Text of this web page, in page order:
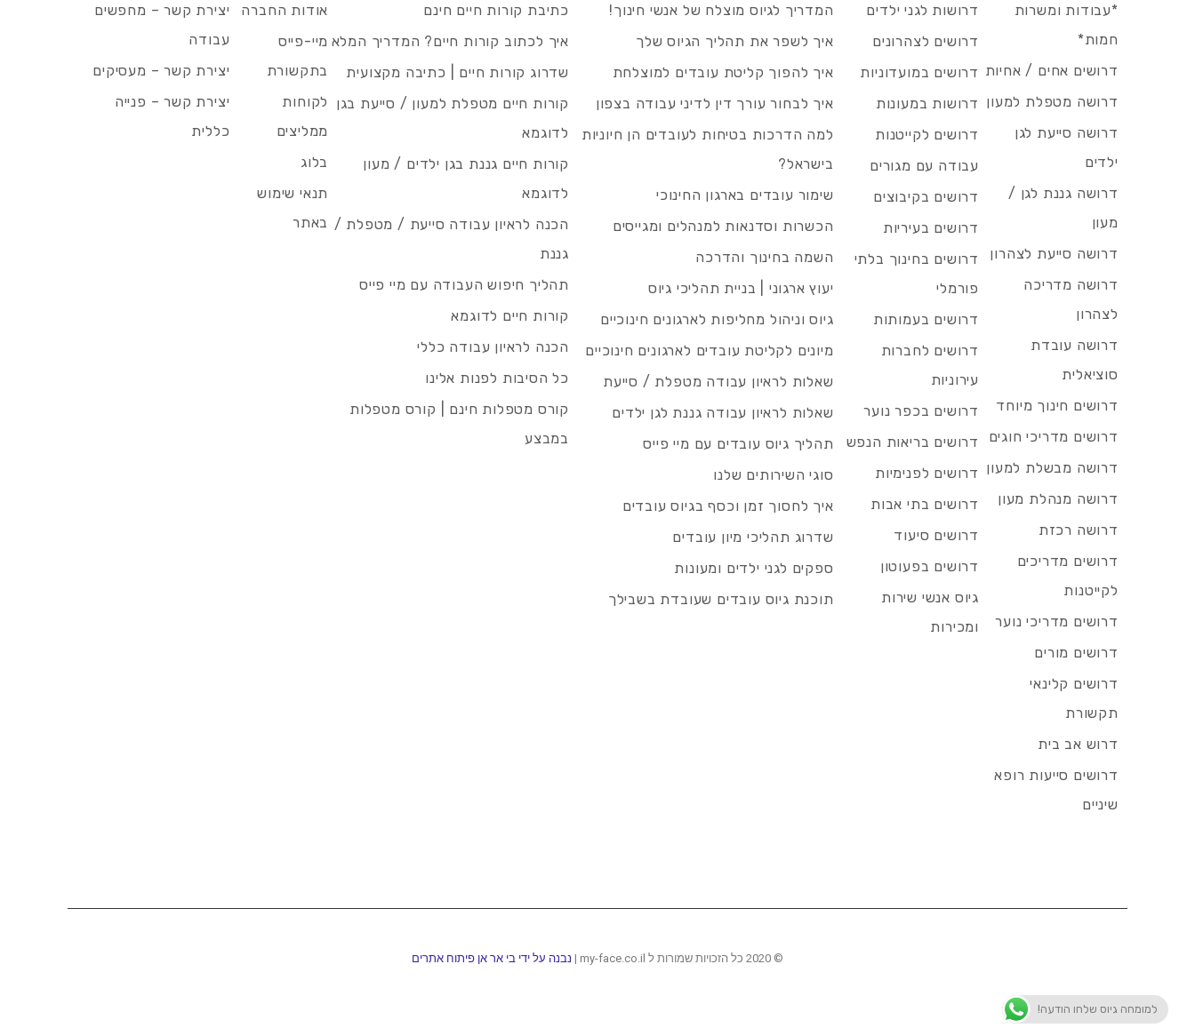
*עבודות ומשרות
חמות*
דרושים אחים / אחיות
דרושה מטפלת למעון
דרושה סייעת לגן
ילדים
דרושה גננת לגן /
מעון
דרושה סייעת לצהרון
דרושה מדריכה
לצהרון
דרושה עובדת
סוציאלית
דרושים חינוך מיוחד
דרושים מדריכי חוגים
דרושה מבשלת למעון
דרושה מנהלת מעון
דרושה רכזת
דרושים מדריכים
לקייטנות
דרושים מדריכי נוער
דרושים מורים
דרושים קלינאי
תקשורת
דרוש אב בית
דרושים סייעות רופא
שיניים
דרושות לגני ילדים
דרושים לצהרונים
דרושים במועדוניות
דרושות במעונות
דרושים לקייטנות
עבודה עם מגורים
דרושים בקיבוצים
דרושים בעיריות
דרושים בחינוך בלתי
פורמלי
דרושים בעמותות
דרושים לחברות
עירוניות
דרושים בכפר נוער
דרושים בריאות הנפש
דרושים לפנימיות
דרושים בתי אבות
דרושים סיעוד
דרושים בפעוטון
גיוס אנשי שירות
ומכירות
המדריך לגיוס מוצלח של אנשי חינוך!
איך לשפר את תהליך הגיוס שלך
איך להפוך קליטת עובדים למוצלחת
איך לבחור עורך דין לדיני עבודה בצפון
למה הדרכות בטיחות לעובדים הן חיוניות
בישראל?
שימור עובדים בארגון החינוכי
הכשרות וסדנאות למנהלים ומגייסים
השמה בחינוך והדרכה
יעוץ ארגוני | בניית תהליכי גיוס
גיוס וניהול מחליפות לארגונים חינוכיים
מיונים לקליטת עובדים לארגונים חינוכיים
שאלות לראיון עבודה מטפלת / סייעת
שאלות לראיון עבודה גננת לגן ילדים
תהליך גיוס עובדים עם מיי פייס
סוגי השירותים שלנו
איך לחסוך זמן וכסף בגיוס עובדים
שדרוג תהליכי מיון עובדים
ספקים לגני ילדים ומעונות
תוכנת גיוס עובדים שעובדת בשבילך
כתיבת קורות חיים חינם
איך לכתוב קורות חיים? המדריך המלא
שדרוג קורות חיים | כתיבה מקצועית
קורות חיים מטפלת למעון / סייעת בגן
לדוגמא
קורות חיים גננת בגן ילדים / מעון
לדוגמא
הכנה לראיון עבודה סייעת / מטפלת /
גננת
תהליך חיפוש העבודה עם מיי פייס
קורות חיים לדוגמא
הכנה לראיון עבודה כללי
כל הסיבות לפנות אלינו
קורס מטפלות חינם | קורס מטפלות
במבצע
אודות החברה
מיי-פייס
בתקשורת
לקוחות
ממליצים
בלוג
תנאי שימוש
באתר
יצירת קשר – מחפשים
עבודה
יצירת קשר – מעסיקים
יצירת קשר – פנייה
כללית
© 2020 כל הזכויות שמורות ל my-face.co.il | נבנה על ידי בי אר אן פיתוח אתרים
למומחה גיוס שלחו הודעה!